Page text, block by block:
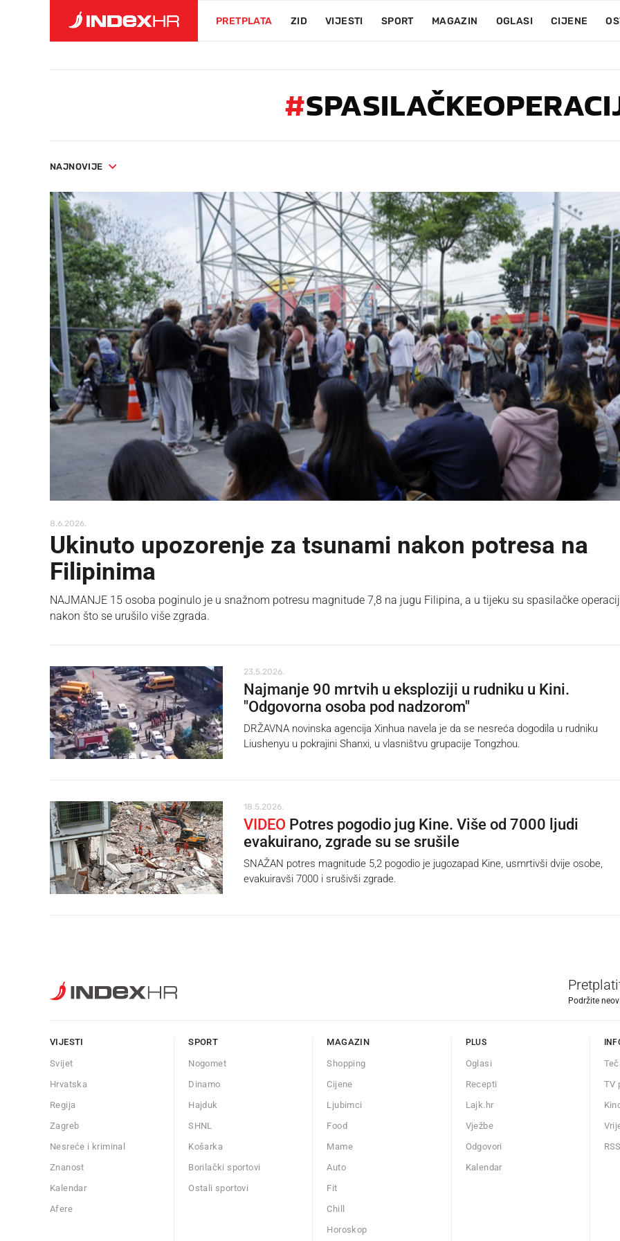
PRETPLATA ZID VIJESTI SPORT MAGAZIN OGLASI CIJENE
#
NAJNOVIJE
8.6.2026.
Ukinuto upozorenje za tsunami nakon potresa na
Filipinima
NAJMANJE 15 osoba poginulo je u snažnom potresu magnitude 7,8 na jugu Filipina, a u tijeku su spasilačke
nakon što se urušilo više zgrada.
23.5.2026.
Najmanje 90 mrtvih u eksploziji u rudniku u Kini.
"Odgovorna osoba pod nadzorom"
DRŽAVNA novinska agencija Xinhua navela je da se nesreća dogodila u rudniku
Liushenyu u pokrajini Shanxi, u vlasništvu grupacije Tongzhou.
18.5.2026.
VIDEO Potres pogodio jug Kine. Više od 7000 ljudi
evakuirano, zgrade su se srušile
SNAŽAN potres magnitude 5,2 pogodio je jugozapad Kine, usmrtivši dvije osobe,
evakuiravši 7000 i srušivši zgrade.
Podržite
VIJESTI
Svijet
Hrvatska
Regija
Zagreb
Nesreće i kriminal
Znanost
Kalendar
Afere
SPORT
Nogomet
Dinamo
Hajduk
SHNL
Košarka
Borilački sportovi
Ostali sportovi
MAGAZIN
Shopping
Cijene
Ljubimci
Food
Mame
Auto
Fit
Chill
Horoskop
PLUS
Oglasi
Recepti
Lajk.hr
Vježbe
Odgovori
Kalendar
TV